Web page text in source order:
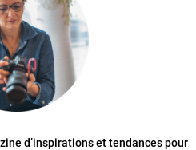
d’inspirations et tendances pour